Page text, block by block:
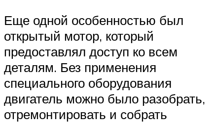
Еще одной особенностью был
открытый мотор, который
предоставлял доступ ко всем
деталям. Без применения
специального оборудования
двигатель можно было разобрать,
отремонтировать и собрать